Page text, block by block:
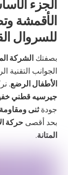
الجزء
الأقمشة
للسروال
بصفتكالشركة
الجوانب التقنية
الأطفال الرضع.
جيرسيه قطني
جودةثنى
بحد أقصىحركة
المتانة.